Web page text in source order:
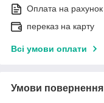
Оплата на рахунок
переказ на карту
Всі умови оплати
Умови повернення